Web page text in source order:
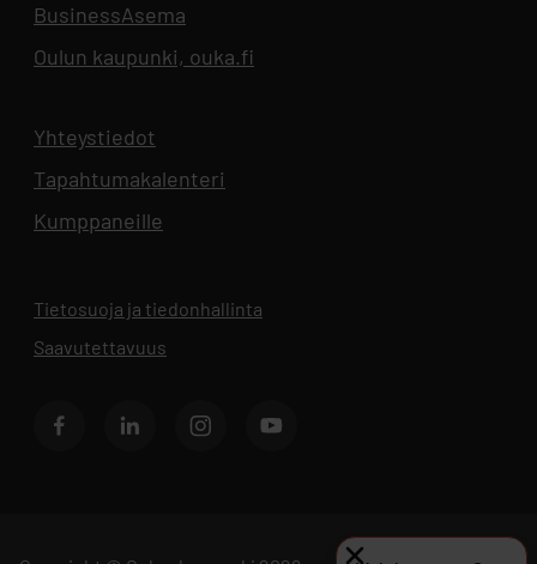
BusinessAsema
Oulun kaupunki, ouka.fi
Yhteystiedot
Tapahtumakalenteri
Kumppaneille
Tietosuoja ja tiedonhallinta
Saavutettavuus
FacebookLinkedIn InstagramYoutube